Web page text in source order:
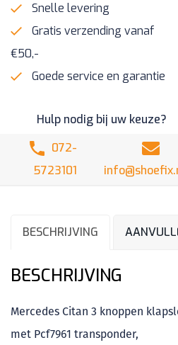
Snelle levering
Gratis verzending vanaf
€50,-
Goede service en garantie
Hulp nodig bij uw keuze?
072-
5723101
BESCHRIJVING
BESCHRIJVING
Mercedes Citan 3 knoppen
met Pcf7961 transponder,